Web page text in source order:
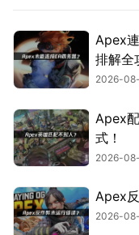
Apex
排解全
2026-
Apex
式！
2026-
Apex
2026-